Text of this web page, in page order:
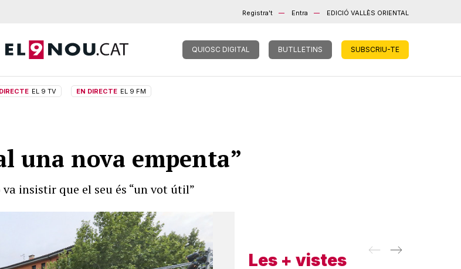
Registra't Entra EDICIÓ VALLÈS ORIENTAL
QUIOSC DIGITAL BUTLLETINS SUBSCRIU-TE
EL 9 TV EN DIRECTE EL 9 FM
una nova empenta”
insistir que el seu és “un vot útil”
Les + vistes